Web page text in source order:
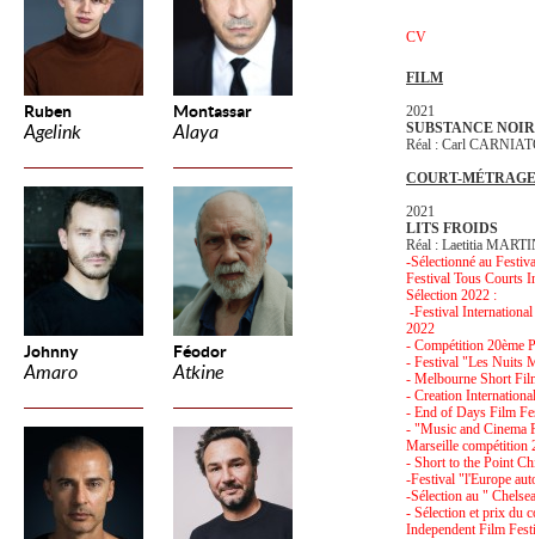
Ruben
Agelink
Montassar
Alaya
Johnny
Amaro
Féodor
Atkine
CV
FILM
2021
SUBSTANCE
Réal : Carl
COURT-MÉTRAGE
2021
LITS FROIDS
Réal : Laetitia
-Sélectionné au
Festival Tous Courts
Sélection 2022 :
-Festival
2022
- Compétition 20ème
- Festival "Les Nuits
- Melbourne Short
- Creation
- End of Days Film
- "Music and Cinema
Marseille compétition
- Short to the Point
-Festival "l'Europe
-Sélection au "
- Sélection et prix du
Independent Film